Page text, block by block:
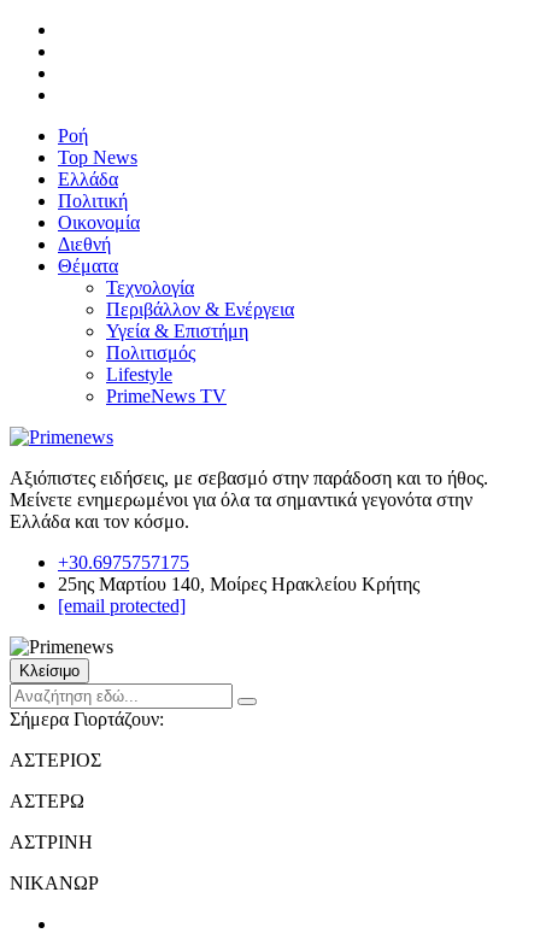
Ροή
Top News
Ελλάδα
Πολιτική
Οικονομία
Διεθνή
Θέματα
Τεχνολογία
Περιβάλλον & Ενέργεια
Υγεία & Επιστήμη
Πολιτισμός
Lifestyle
PrimeNews TV
Αξιόπιστες ειδήσεις, με σεβασμό στην παράδοση και το ήθος.
Μείνετε ενημερωμένοι για όλα τα σημαντικά γεγονότα στην
Ελλάδα και τον κόσμο.
+30.6975757175
25ης Μαρτίου 140, Μοίρες Ηρακλείου Κρήτης
[email protected]
Κλείσιμο
Σήμερα Γιορτάζουν:
ΑΣΤΕΡΙΟΣ
ΑΣΤΕΡΩ
ΑΣΤΡΙΝΗ
ΝΙΚΑΝΩΡ